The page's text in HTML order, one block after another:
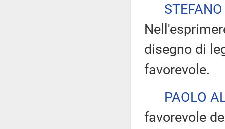
disegno di
favorevole.
PAOLO
favorevole